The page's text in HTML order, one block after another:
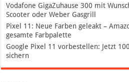
Vodafone GigaZuhause 300 mit
Scooter oder Weber Gasgrill
Pixel 11: Neue Farben geleakt –
gesamte Farbpalette
Google Pixel 11 vorbestellen: Jetzt
sichern